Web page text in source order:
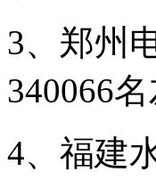
3、郑州
340066
4、福建